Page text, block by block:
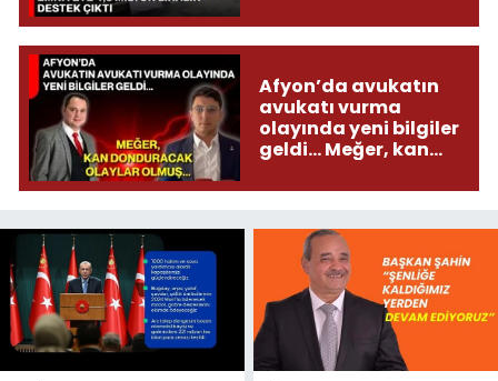
Afyon’da avukatın
avukatı vurma
olayında yeni bilgiler
geldi... Meğer, kan
olmuş...